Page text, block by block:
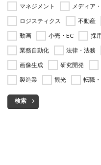
マネジメント
メディア
ロジスティクス
不動産
動画
小売・EC 採
業務自動化
法律・法務
画像生成
研究開発
製造業
観光 転職
検索